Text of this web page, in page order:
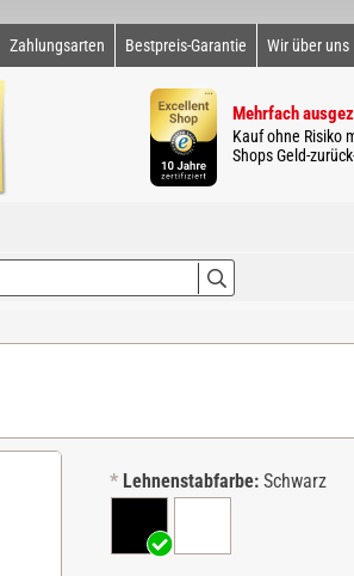
Zahlungsarten Bestpreis-Garantie Wir über uns
Mehrfach
Kauf ohne Risiko
Shops Geld-
* Lehnenstabfarbe: Schwarz